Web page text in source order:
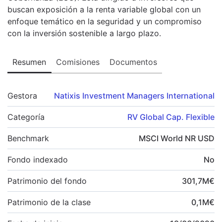
buscan exposición a la renta variable global con un
enfoque temático en la seguridad y un compromiso
con la inversión sostenible a largo plazo.
Resumen Comisiones Documentos
Gestora Natixis Investment Managers International
Categoría RV Global Cap. Flexible
Benchmark MSCI World NR USD
Fondo indexado No
Patrimonio del fondo 301,7M€
Patrimonio de la clase 0,1M€